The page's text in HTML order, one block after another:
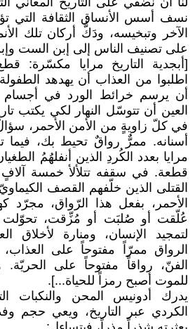
نسف أسس الأنساق الثقافة التي
الآخر وتبخيسه، ودَكُّ أركان تلك
على تصنيف الناس إلى إبن الست
[أبجدية التاريخ مرايا مكسّرة:
اطلبوا من العذاب أن يهدهد
أن يرسم خرائط الورد في أجسام
العين أن تتوسّل النهار لكي يكتب
في كلّ زاويةٍ من الأمن الأحمر،
أسنانه. ممرٌّ رواقٌ تحيط بك، فيما
مرايا بعدد الكُردِ الذين أنفلهُمُ
قطعة. في سقفه تتلألأ خمسة آلافٍ
القتلى الذين خلّفهم القصف
الأحمر، بفعل هذا الرّواق،
عُلّقت أو صُلبَت أو مُزِّقت، تحوّلت
لتمجيد الإنسان، ومنارة لأخلاق
الرواق ممرّاً مفتوحاً على
الفنّ، رواقاً مفتوحاً على
للموت أصبح رمزاً للحياة...].
يدرك أدونيس المحن والنكبات
الكردي عبر التاريخ، ويعي حجم